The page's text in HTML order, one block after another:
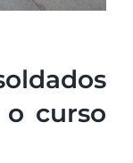
curso